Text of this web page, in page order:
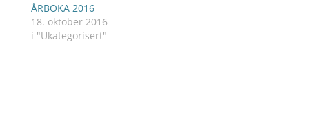
ÅRBOKA 2016
18. oktober 2016
i "Ukategorisert"